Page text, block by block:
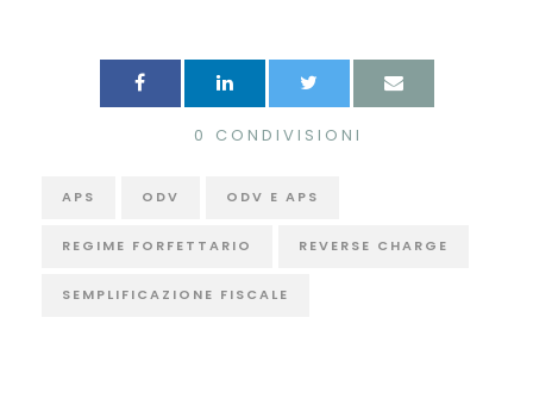
0 CONDIVISIONI
APS ODV ODV E APS
REGIME FORFETTARIO REVERSE CHARGE
SEMPLIFICAZIONE FISCALE